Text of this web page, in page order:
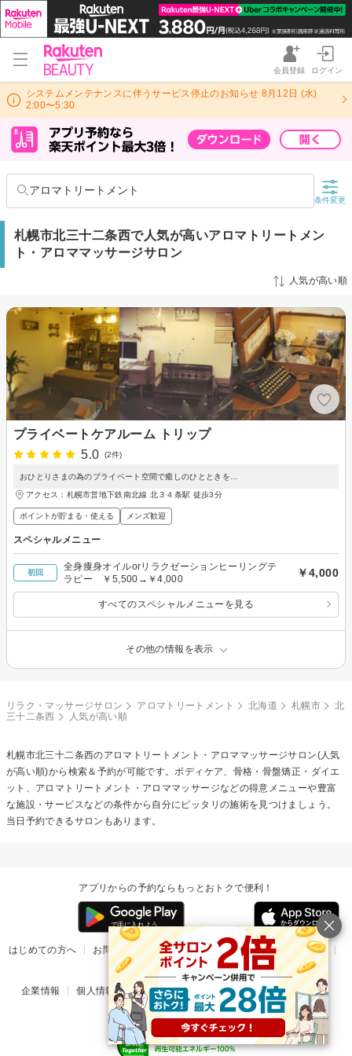
会員登録 ログイン
システムメンテナンスに伴うサービス停止のお知らせ 8月12日 (水)
2:00〜5:30
アロマトリートメント
条件変更
札幌市北三十二条西で人気が高いアロマトリートメン
ト・アロママッサージサロン
人気が高い順
プライベートケアルーム トリップ
5.0
(2件)
おひとりさまの為のプライベート空間で癒しのひとときを…
アクセス：札幌市営地下鉄南北線 北３４条駅 徒歩3分
ポイントが貯まる・使える メンズ歓迎
スペシャルメニュー
初回
全身痩身オイルorリラクゼーションヒーリングテ
ラピー ￥5,500→￥4,000
￥4,000
すべてのスペシャルメニューを見る
その他の情報を表示
リラク・マッサージサロン アロマトリートメント 北海道 札幌市
北
三十二条西
人気が高い順
札幌市北三十二条西のアロマトリートメント・アロママッサージサロン(人気
が高い順)から検索＆予約が可能です。ボディケア、骨格・骨盤矯正・ダイエ
ット、アロマトリートメント・アロママッサージなどの得意メニューや豊富
な施設・サービスなどの条件から自分にピッタリの施術を見つけましょう。
当日予約できるサロンもあります。
アプリからの予約ならもっとおトクで便利！
はじめての方へ お問い合わせ ヘルプ リリース情報
利用規約
掲載ご希望のサロン様
企業情報 個人情報保護方針 楽天のサービス一覧 アプリ一覧
© Rakuten Group, Inc.